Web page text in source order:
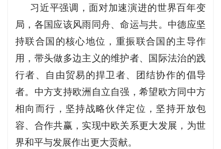
习近平强调，面对加速演进的世界百年变
局，各国应该风雨同舟、命运与共。中德应坚
持联合国的核心地位，重振联合国的主导作
用，带头做多边主义的维护者、国际法治的践
行者、自由贸易的捍卫者、团结协作的倡导
者。中方支持欧洲自立自强，希望欧方同中方
相向而行，坚持战略伙伴定位，坚持开放包
容、合作共赢，实现中欧关系更大发展，为世
界和平与发展作出更大贡献。